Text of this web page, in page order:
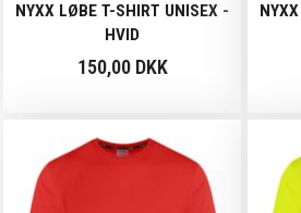
NYXX LØBE T-SHIRT UNISEX -
HVID
150,00 DKK